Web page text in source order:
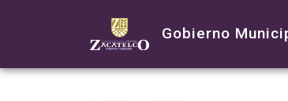
Gobierno